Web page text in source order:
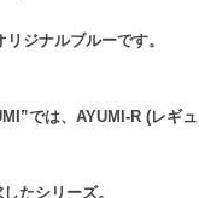
ジナルブルーです。
では、AYUMI-R (レギュ
たシリーズ。